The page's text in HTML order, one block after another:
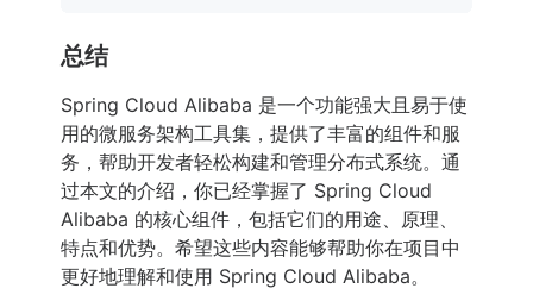
总结
Spring Cloud Alibaba 是一个功能强大且易于使
用的微服务架构工具集，提供了丰富的组件和服
务，帮助开发者轻松构建和管理分布式系统。通
过本文的介绍，你已经掌握了 Spring Cloud
Alibaba 的核心组件，包括它们的用途、原理、
特点和优势。希望这些内容能够帮助你在项目中
更好地理解和使用 Spring Cloud Alibaba。